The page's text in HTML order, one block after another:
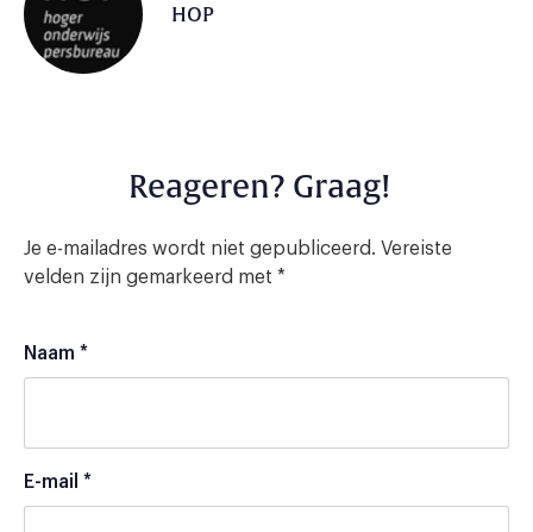
HOP
Reageren? Graag!
Je e-mailadres wordt niet gepubliceerd. Vereiste
velden zijn gemarkeerd met *
Naam *
E-mail *